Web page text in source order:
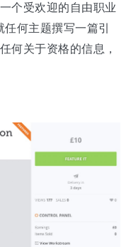
个受欢迎的自由职业
何主题撰写一篇引
何关于资格的信息，